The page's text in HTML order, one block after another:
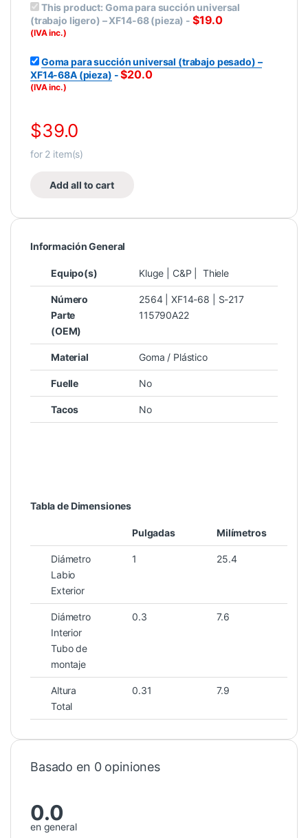
This product: Goma para succión universal
(trabajo ligero) – XF14-68 (pieza) - $19.0
(IVA inc.)
Goma para succión universal (trabajo pesado) –
XF14-68A (pieza) -$20.0
(IVA inc.)
$39.0
for 2 item(s)
Add all to cart
Información General
Equipo(s) Kluge | C&P | Thiele
Número
Parte
(OEM)
2564 | XF14-68 | S-217
115790A22
Material Goma / Plástico
Fuelle No
Tacos No
Tabla de Dimensiones
Pulgadas Milímetros
Diámetro
Labio
Exterior
1 25.4
Diámetro
Interior
Tubo de
montaje
0.3 7.6
Altura
Total
0.31 7.9
Basado en 0 opiniones
0.0
en general